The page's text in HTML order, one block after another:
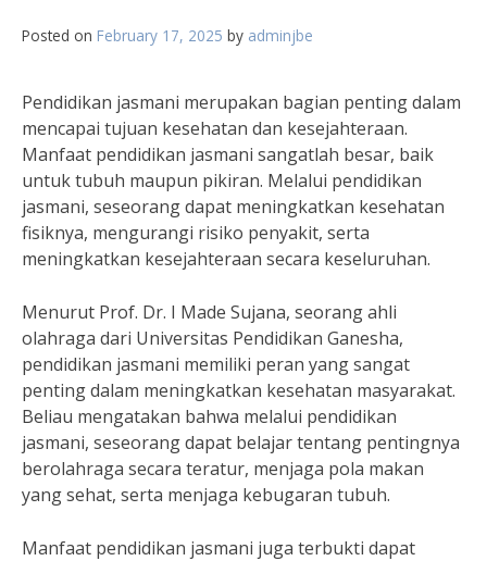
Posted on February 17, 2025 by adminjbe
Pendidikan jasmani merupakan bagian penting dalam
mencapai tujuan kesehatan dan kesejahteraan.
Manfaat pendidikan jasmani sangatlah besar, baik
untuk tubuh maupun pikiran. Melalui pendidikan
jasmani, seseorang dapat meningkatkan kesehatan
fisiknya, mengurangi risiko penyakit, serta
meningkatkan kesejahteraan secara keseluruhan.
Menurut Prof. Dr. I Made Sujana, seorang ahli
olahraga dari Universitas Pendidikan Ganesha,
pendidikan jasmani memiliki peran yang sangat
penting dalam meningkatkan kesehatan masyarakat.
Beliau mengatakan bahwa melalui pendidikan
jasmani, seseorang dapat belajar tentang pentingnya
berolahraga secara teratur, menjaga pola makan
yang sehat, serta menjaga kebugaran tubuh.
Manfaat pendidikan jasmani juga terbukti dapat